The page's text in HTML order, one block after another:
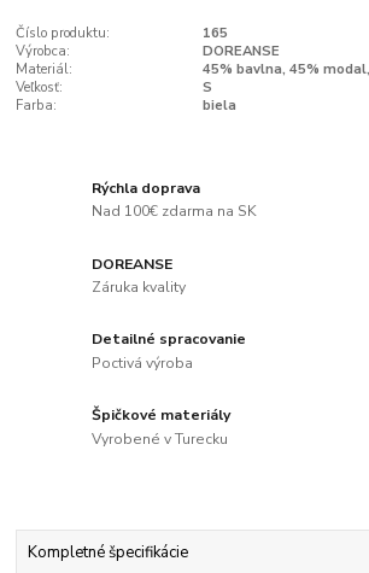
Číslo produktu:
165
Výrobca:
DOREANSE
Materiál:
45% bavlna, 45%
Veľkosť:
S
Farba:
biela
Rýchla doprava
Nad 100€ zdarma na SK
DOREANSE
Záruka kvality
Detailné spracovanie
Poctivá výroba
Špičkové materiály
Vyrobené v Turecku
Kompletné špecifikácie